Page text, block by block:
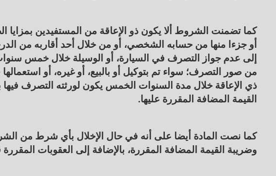
كما تضمنت الشروط ألا يكون ذو الإعاقة من المستفيدين بمزايا
أو جزءا منها من حسابه الشخصي، أو من خلال أحد أقاربه من
إلى عدم جواز التصرف في السيارة، أو الوسيلة خلال خمس
من صور التصرف؛ سواء تم بتوكيل أو بالبيع، أو غيره، أو
ذي الإعاقة خلال مدة السنوات الخمس يكون لورثته التصرف
القيمة المضافة المقررة عليها.
كما نصت المادة أيضا على أنه في حال الإخلال بأي شرط من
وضريبة القيمة المضافة المقررة، بالإضافة إلى العقوبات المقررة